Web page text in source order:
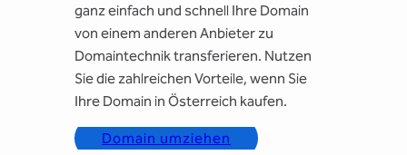
ganz einfach und schnell Ihre Domain
von einem anderen Anbieter zu
Domaintechnik transferieren. Nutzen
Sie die zahlreichen Vorteile, wenn Sie
Ihre Domain in Österreich kaufen.
Domain umziehen